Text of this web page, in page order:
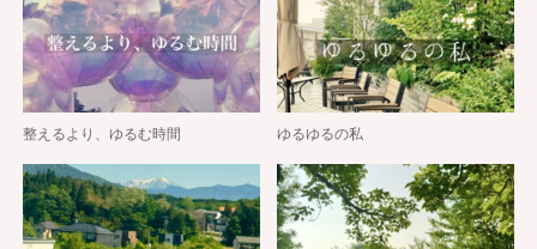
整えるより、ゆるむ時間 ゆるゆるの私